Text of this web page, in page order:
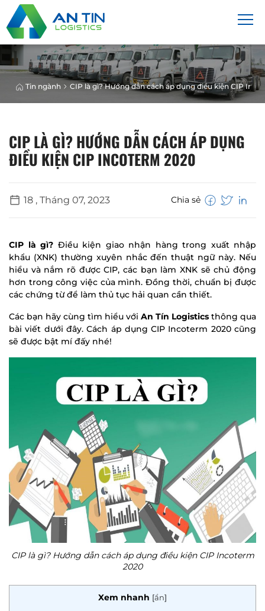
Tin ngành CIP là gì? Hướng dẫn cách áp dụng điều kiện CIP
CIP LÀ GÌ? HƯỚNG DẪN CÁCH ÁP DỤNG
ĐIỀU KIỆN CIP INCOTERM 2020
18 , Tháng 07, 2023 Chia sẻ
CIP là gì? Điều kiện giao nhận hàng trong xuất nhập
khẩu (XNK) thường xuyên nhắc đến thuật ngữ này. Nếu
hiểu và nắm rõ được CIP, các bạn làm XNK sẽ chủ động
hơn trong công việc của mình. Đồng thời, chuẩn bị được
các chứng từ để làm thủ tục hải quan cần thiết.
Các bạn hãy cùng tìm hiểu với An Tín Logistics thông qua
bài viết dưới đây. Cách áp dụng CIP Incoterm 2020 cũng
sẽ được bật mí đấy nhé!
CIP là gì? Hướng dẫn cách áp dụng điều kiện CIP Incoterm
2020
Xem nhanh [ẩn]